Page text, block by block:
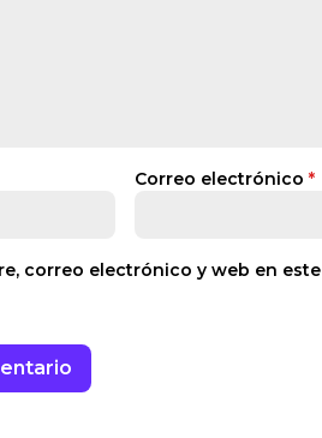
Correo electrónico *
correo electrónico y web en